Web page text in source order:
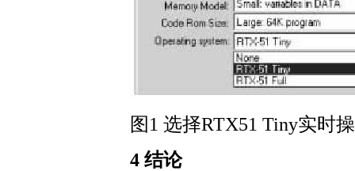
图1 选择RTX51 Tiny实时
4 结论